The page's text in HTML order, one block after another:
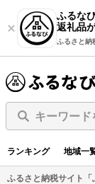
ふるな
返礼品
ふるさと納
キーワード
ランキング 地域一
ふるさと納税サイト「